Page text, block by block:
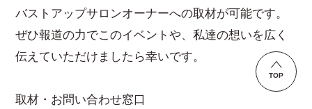
バストアップサロンオーナーへの取材が可能です。
ぜひ報道の力でこのイベントや、私達の想いを広く
伝えていただけましたら幸いです。
取材・お問い合わせ窓口
TOP